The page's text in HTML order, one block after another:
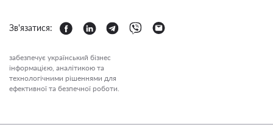
Зв'язатися:
забезпечує український бізнес
інформацією, аналітикою та
технологічними рішеннями для
ефективної та безпечної роботи.